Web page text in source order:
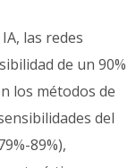
las redes
de un 90%
los métodos de
del
89%),